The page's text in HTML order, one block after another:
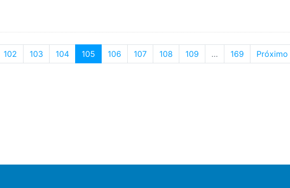
102 103 104 105 (current)
106 107 108 109 … 169 Próximo